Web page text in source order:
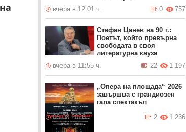
вчера в 12:01 ч.
757
0
Стефан Цанев на 90 г.:
Поетът, който превърна
свободата в своя
литературна кауза
вчера в 11:55 ч.
1 197
22
„Опера на площада“ 2026
завършва с грандиозен
гала спектакъл
06.08.2026
1 236
2